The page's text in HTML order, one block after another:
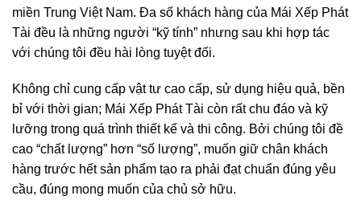
miền Trung Việt Nam. Đa số khách hàng của Mái Xếp Phát
Tài đều là những người “kỹ tính” nhưng sau khi hợp tác
với chúng tôi đều hài lòng tuyệt đối.
Không chỉ cung cấp vật tư cao cấp, sử dụng hiệu quả, bền
bỉ với thời gian; Mái Xếp Phát Tài còn rất chu đáo và kỹ
lưỡng trong quá trình thiết kế và thi công. Bởi chúng tôi đề
cao “chất lượng” hơn “số lượng”, muốn giữ chân khách
hàng trước hết sản phẩm tạo ra phải đạt chuẩn đúng yêu
cầu, đúng mong muốn của chủ sở hữu.